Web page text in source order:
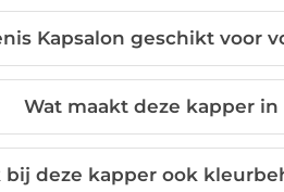
Kapsalon geschikt voor
Wat maakt deze kapper
bij deze kapper ook